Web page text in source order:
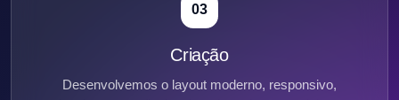
03
Criação
Desenvolvemos o layout moderno, responsivo,